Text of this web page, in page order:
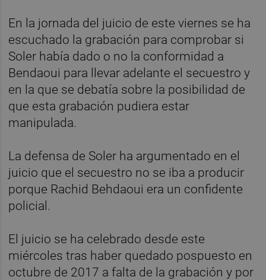
En la jornada del juicio de este viernes se ha
escuchado la grabación para comprobar si
Soler había dado o no la conformidad a
Bendaoui para llevar adelante el secuestro y
en la que se debatía sobre la posibilidad de
que esta grabación pudiera estar
manipulada.
La defensa de Soler ha argumentado en el
juicio que el secuestro no se iba a producir
porque Rachid Behdaoui era un confidente
policial.
El juicio se ha celebrado desde este
miércoles tras haber quedado pospuesto en
octubre de 2017 a falta de la grabación y por